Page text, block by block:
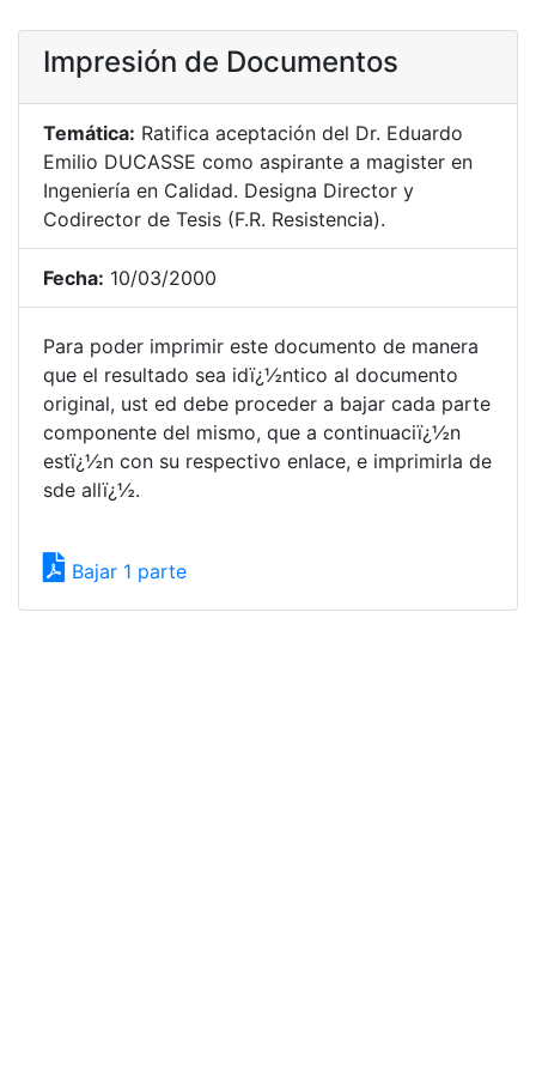
Impresión de Documentos
Temática: Ratifica aceptación del Dr. Eduardo
Emilio DUCASSE como aspirante a magister en
Ingeniería en Calidad. Designa Director y
Codirector de Tesis (F.R. Resistencia).
Fecha: 10/03/2000
Para poder imprimir este documento de manera
que el resultado sea idï¿½ntico al documento
original, ust ed debe proceder a bajar cada parte
componente del mismo, que a continuaciï¿½n
estï¿½n con su respectivo enlace, e imprimirla de
sde allï¿½.
Bajar 1 parte